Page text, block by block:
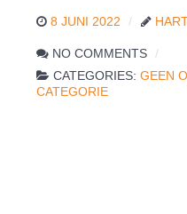
8 JUNI 2022
NO COMMENTS
CATEGORIES: GEEN
CATEGORIE